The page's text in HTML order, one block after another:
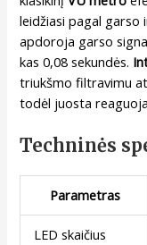
leidžiasi pagal garso
apdoroja garso
kas 0,08 sekundės.
triukšmo filtravimu
todėl juosta
Techninės
Parametras
LED skaičius